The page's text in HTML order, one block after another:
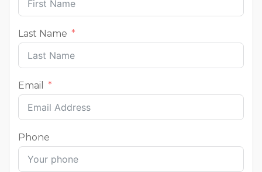
Last Name
Email
Phone